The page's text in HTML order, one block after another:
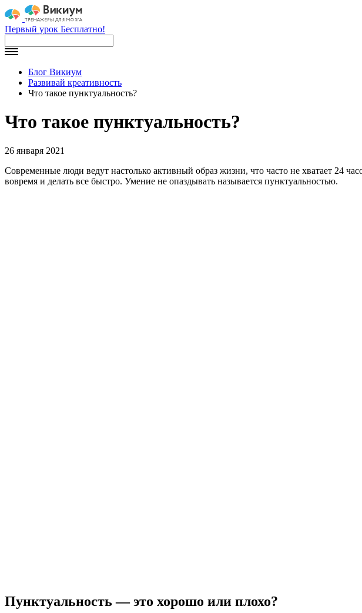
Первый урок Бесплатно!
Блог Викиум
Развивай креативность
Что такое пунктуальность?
Что такое пунктуальность?
26 января 2021
Современные люди ведут настолько активный образ жизни, что часто не хватает 24
вовремя и делать все быстро. Умение не опаздывать называется пунктуальностью.
Пунктуальность — это хорошо или плохо?